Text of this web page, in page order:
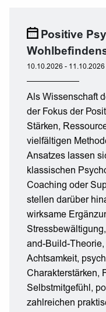
Positive
10.10.2026 - 11.10.2026
Als Wissenschaft
der Fokus der
Stärken,
vielfältigen
Ansatzes lassen
klassischen
Coaching oder
stellen darüber
wirksame
and-Build-
Achtsamkeit,
Charakterstärken,
Selbstmitgefühl,
zahlreichen